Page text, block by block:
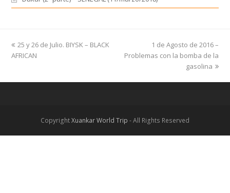
previous
post:
25 y 26 de Julio. BIYSK – BLACK
AFRICAN
next
post:
1 de Agosto de 2016 –
Problemas con la bomba de la
gasolina
CopyrightXuankar World Trip - All Rights Reserved